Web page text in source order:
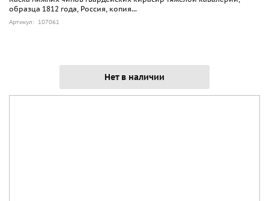
образца 1812 года, Россия, копия...
Артикул: 107061
Нет в наличии